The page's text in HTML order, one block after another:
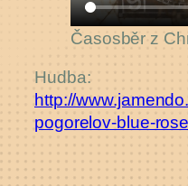
Časosběr z
Hudba:
http://
pogorelov-blue-rose